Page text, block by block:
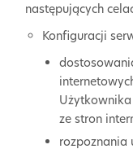
następujących
Konfiguracji
ze stron
rozpoznania